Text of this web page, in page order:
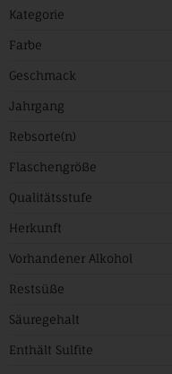
Kategorie
Farbe
Geschmack
Jahrgang
Rebsorte(n)
Flaschengröße
Qualitätsstufe
Herkunft
Vorhandener Alkohol
Restsüße
Säuregehalt
Enthält Sulfite